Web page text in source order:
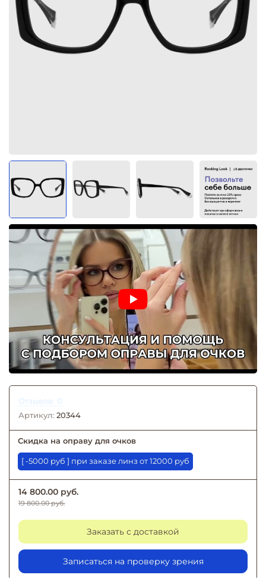
Отзывов: 0
Артикул: 20344
Скидка на оправу для очков
[ -5000 руб ] при заказе линз от 12000 руб
14 800.00 руб.
19 800.00 руб.
Заказать с доставкой
Записаться на проверку зрения